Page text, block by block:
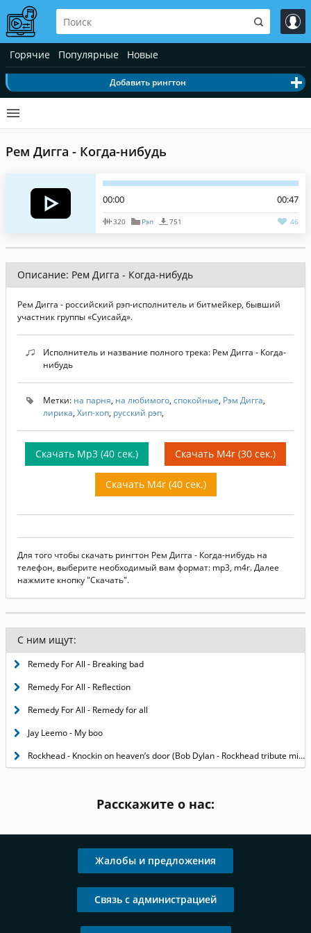
Горячие Популярные Новые
Добавить рингтон
Рем Дигга - Когда-нибудь
00:00 00:47
320 Рэп 751 46
Описание: Рем Дигга - Когда-нибудь
Рем Дигга - российский рэп-исполнитель и битмейкер, бывший
участник группы «Суисайд».
Исполнитель и название полного трека: Рем Дигга - Когда-
нибудь
Метки: на парня, на любимого, спокойные, Рэм Дигга,
лирика, Хип-хоп, русский рэп,
Скачать Mp3 (40 сек.) Скачать M4r (30 сек.)
Скачать M4r (40 сек.)
Для того чтобы скачать рингтон Рем Дигга - Когда-нибудь на
телефон, выберите необходимый вам формат: mp3, m4r. Далее
нажмите кнопку "Скачать".
С ним ищут:
Remedy For All - Breaking bad
Remedy For All - Reflection
Remedy For All - Remedy for all
Jay Leemo - My boo
Rockhead - Knockin on heaven’s door (Bob Dylan - Rockhead tribute mix)
Расскажите о нас:
Жалобы и предложения
Связь с администрацией